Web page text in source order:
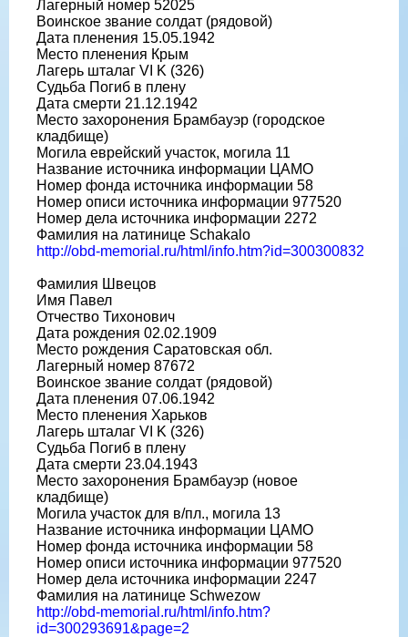
Лагерный номер 52025
Воинское звание солдат (рядовой)
Дата пленения 15.05.1942
Место пленения Крым
Лагерь шталаг VI K (326)
Судьба Погиб в плену
Дата смерти 21.12.1942
Место захоронения Брамбауэр (городское
кладбище)
Могила еврейский участок, могила 11
Название источника информации ЦАМО
Номер фонда источника информации 58
Номер описи источника информации 977520
Номер дела источника информации 2272
Фамилия на латинице Schakalo
http://obd-memorial.ru/html/info.htm?id=300300832
Фамилия Швецов
Имя Павел
Отчество Тихонович
Дата рождения 02.02.1909
Место рождения Саратовская обл.
Лагерный номер 87672
Воинское звание солдат (рядовой)
Дата пленения 07.06.1942
Место пленения Харьков
Лагерь шталаг VI K (326)
Судьба Погиб в плену
Дата смерти 23.04.1943
Место захоронения Брамбауэр (новое
кладбище)
Могила участок для в/пл., могила 13
Название источника информации ЦАМО
Номер фонда источника информации 58
Номер описи источника информации 977520
Номер дела источника информации 2247
Фамилия на латинице Schwezow
http://obd-memorial.ru/html/info.htm?
id=300293691&page=2